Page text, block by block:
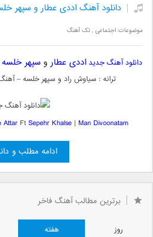
دانلود آهنگ اددی عطار و سپهر
موضوعات:اجتماعی ,تک آهنگ
دانلود آهنگ جدید اددی عطارو سپهر خلسه
ترانه : سیاوش راد و سپهر خلسه –
AttarFtSepehr Khalse| Man Divoonatam
ادامه مطلب و
برترین مطالب آهنگ فاخر
روز هفته